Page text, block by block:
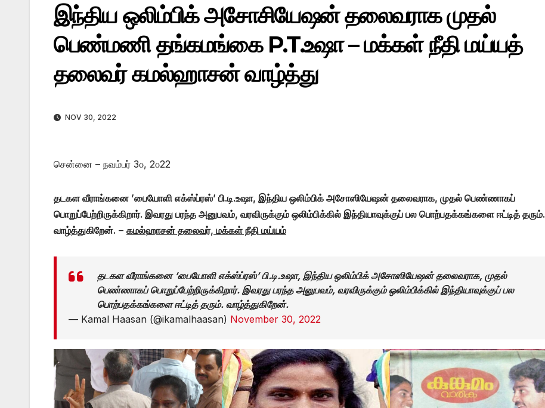
இந்திய ஒலிம்பிக் அசோசியேஷன் தலைவராக முதல்
பெண்மணி தங்கமங்கை P.T.உஷா – மக்கள் நீதி மய்யத்
தலைவர் கமல்ஹாசன் வாழ்த்து
NOV 30, 2022
சென்னை – நவம்பர் 3௦, 2௦22
தடகள வீராங்கனை ’பையோளி எக்ஸ்ப்ரஸ்’ பி.டி.உஷா, இந்திய ஒலிம்பிக் அசோஸியேஷன் தலைவராக, முதல் பெண்ணாகப்
பொறுப்பேற்றிருக்கிறார். இவரது பரந்த அனுபவம், வரவிருக்கும் ஒலிம்பிக்கில் இந்தியாவுக்குப் பல பொற்பதக்கங்களை ஈட்டித் தரும்.
வாழ்த்துகிறேன். – கமல்ஹாசன் தலைவர், மக்கள் நீதி மய்யம்
தடகள வீராங்கனை ’பையோளி எக்ஸ்ப்ரஸ்’ பி.டி.உஷா, இந்திய ஒலிம்பிக் அசோஸியேஷன் தலைவராக, முதல்
பெண்ணாகப் பொறுப்பேற்றிருக்கிறார். இவரது பரந்த அனுபவம், வரவிருக்கும் ஒலிம்பிக்கில் இந்தியாவுக்குப் பல
பொற்பதக்கங்களை ஈட்டித் தரும். வாழ்த்துகிறேன்.
— Kamal Haasan (@ikamalhaasan) November 30, 2022